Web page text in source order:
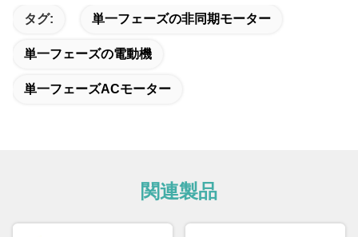
タグ: 単一フェーズの非同期モーター
単一フェーズの電動機
単一フェーズACモーター
関連製品